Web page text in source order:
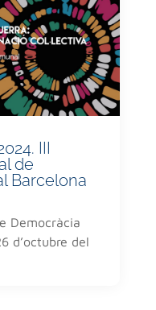
III
de
Barcelona
Democràcia
d’octubre del